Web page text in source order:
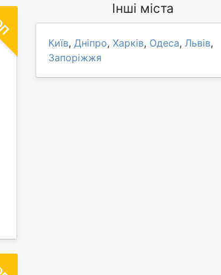
Інші міста
Київ, Дніпро, Харків, Одеса, Львів,
Запоріжжя